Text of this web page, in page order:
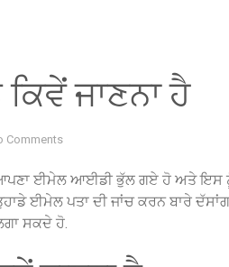
ਜਾਣਨਾ ਹੈ
Comments
ਈਮੇਲ ਆਈਡੀ ਭੁੱਲ ਗਏ ਹੋ ਅਤੇ ਇਸ ਨੂੰ
ਈਮੇਲ ਪਤਾ ਦੀ ਜਾਂਚ ਕਰਨ ਬਾਰੇ
ਸਕਦੇ ਹੋ.